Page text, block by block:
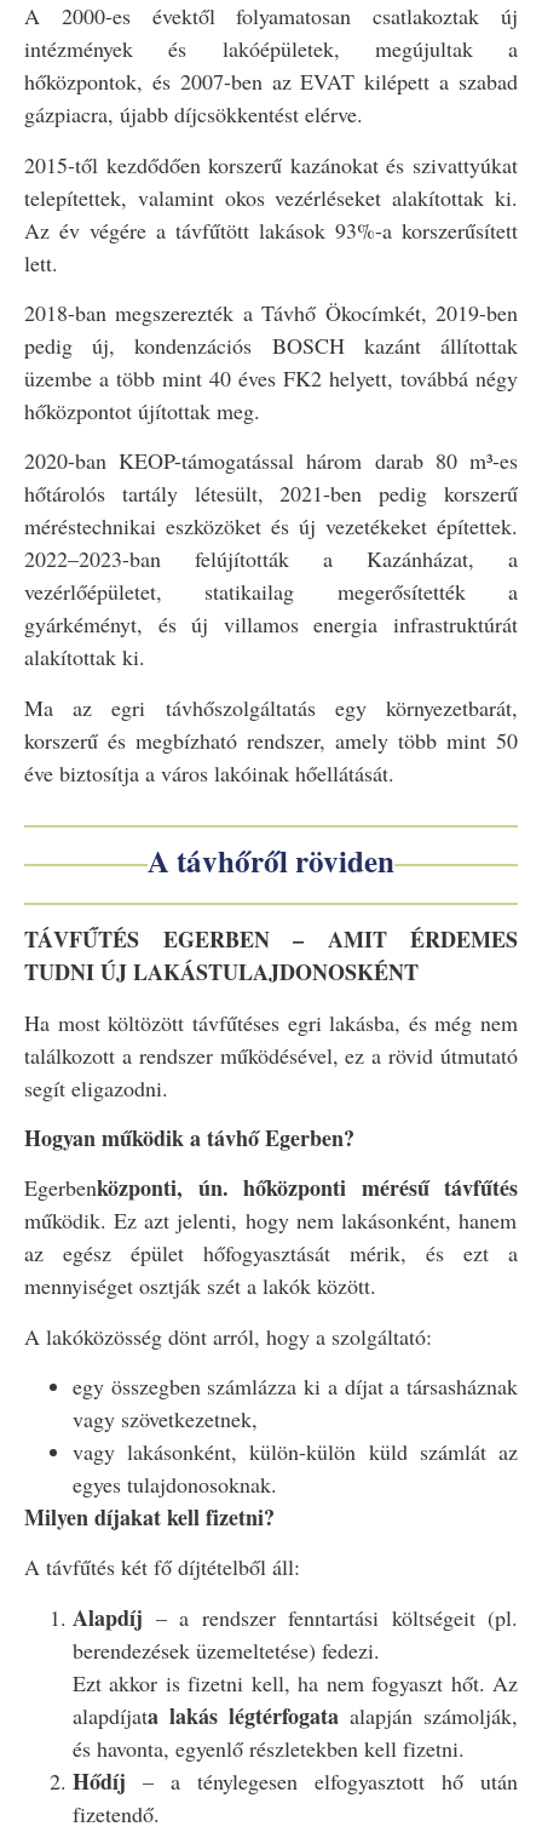
A 2000-es évektől folyamatosan csatlakoztak új
intézmények és lakóépületek, megújultak a
hőközpontok, és 2007-ben az EVAT kilépett a szabad
gázpiacra, újabb díjcsökkentést elérve.
2015-től kezdődően korszerű kazánokat és szivattyúkat
telepítettek, valamint okos vezérléseket alakítottak ki.
Az év végére a távfűtött lakások 93%-a korszerűsített
lett.
2018-ban megszerezték a Távhő Ökocímkét, 2019-ben
pedig új, kondenzációs BOSCH kazánt állítottak
üzembe a több mint 40 éves FK2 helyett, továbbá négy
hőközpontot újítottak meg.
2020-ban KEOP-támogatással három darab 80 m³-es
hőtárolós tartály létesült, 2021-ben pedig korszerű
méréstechnikai eszközöket és új vezetékeket építettek.
2022–2023-ban felújították a Kazánházat, a
vezérlőépületet, statikailag megerősítették a
gyárkéményt, és új villamos energia infrastruktúrát
alakítottak ki.
Ma az egri távhőszolgáltatás egy környezetbarát,
korszerű és megbízható rendszer, amely több mint 50
éve biztosítja a város lakóinak hőellátását.
A távhőről röviden
TÁVFŰTÉS EGERBEN – AMIT ÉRDEMES
TUDNI ÚJ LAKÁSTULAJDONOSKÉNT
Ha most költözött távfűtéses egri lakásba, és még nem
találkozott a rendszer működésével, ez a rövid útmutató
segít eligazodni.
Hogyan működik a távhő Egerben?
Egerbenközponti, ún. hőközponti mérésű távfűtés
működik. Ez azt jelenti, hogy nem lakásonként, hanem
az egész épület hőfogyasztását mérik, és ezt a
mennyiséget osztják szét a lakók között.
A lakóközösség dönt arról, hogy a szolgáltató:
egy összegben számlázza ki a díjat a társasháznak
vagy szövetkezetnek,
vagy lakásonként, külön-külön küld számlát az
egyes tulajdonosoknak.
Milyen díjakat kell fizetni?
A távfűtés két fő díjtételből áll:
Alapdíj – a rendszer fenntartási költségeit (pl.
berendezések üzemeltetése) fedezi.
Ezt akkor is fizetni kell, ha nem fogyaszt hőt. Az
alapdíjata lakás légtérfogata alapján számolják,
és havonta, egyenlő részletekben kell fizetni.
Hődíj – a ténylegesen elfogyasztott hő után
fizetendő.